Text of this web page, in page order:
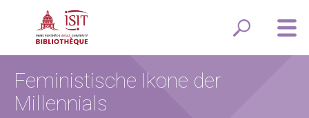
Feministische Ikone der
Millennials